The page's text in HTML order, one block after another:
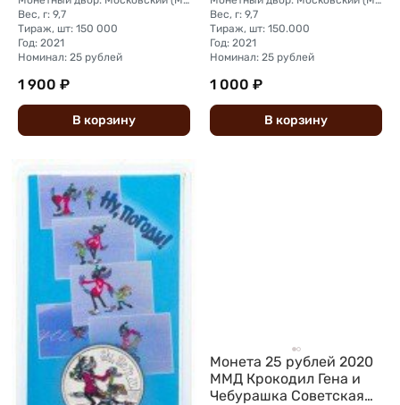
Вес, г: 9,7
Тираж, шт: 150 000
Год: 2021
Номинал: 25 рублей
1 900 ₽
В корзину
Вес, г: 9,7
Тираж, шт: 150.000
Год: 2021
Номинал: 25 рублей
1 000 ₽
В корзину
Монета 25 рублей 2020
ММД Крокодил Гена и
Чебурашка Советская